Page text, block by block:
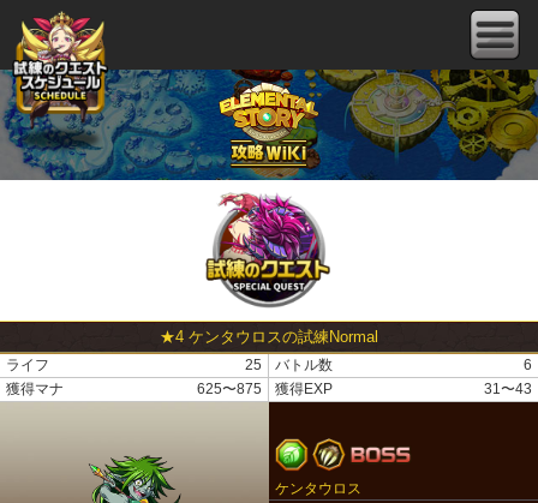
★4 ケンタウロスの試練Normal
ライフ 25 バトル数
6
獲得マナ
625〜875 獲得EXP 31〜43
ケンタウロス